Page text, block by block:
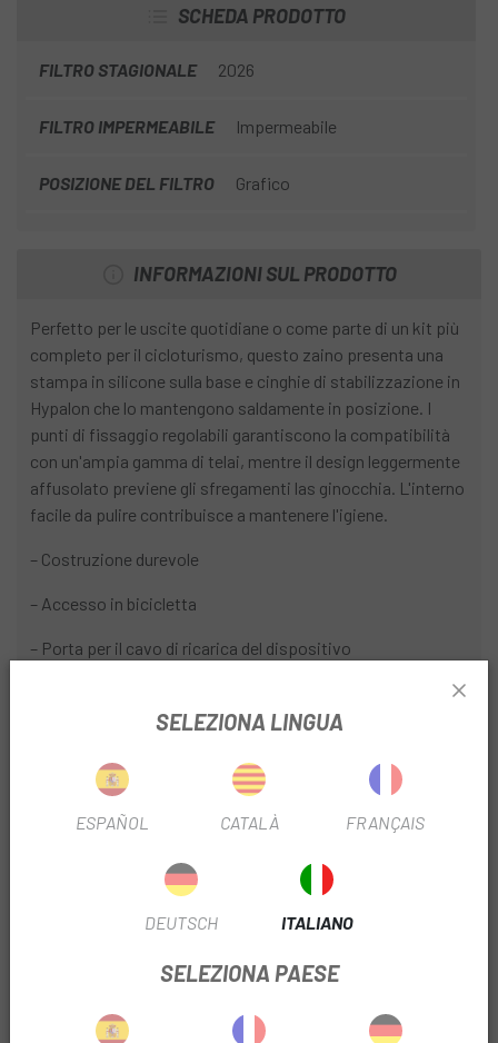
SCHEDA PRODOTTO
FILTRO STAGIONALE 2026
FILTRO IMPERMEABILE Impermeabile
POSIZIONE DEL FILTRO Grafico
INFORMAZIONI SUL PRODOTTO
Perfetto per le uscite quotidiane o come parte di un kit più
completo per il cicloturismo, questo zaino presenta una
stampa in silicone sulla base e cinghie di stabilizzazione in
Hypalon che lo mantengono saldamente in posizione. I
punti di fissaggio regolabili garantiscono la compatibilità
con un'ampia gamma di telai, mentre il design leggermente
affusolato previene gli sfregamenti las ginocchia. L'interno
facile da pulire contribuisce a mantenere l'igiene.
– Costruzione durevole
– Accesso in bicicletta
– Porta per il cavo di ricarica del dispositivo
Materiali e tecnologia
Tessuto da spedizione: tessuto 3L impermeabile, saldabile
Cuciture impermeabili: cuciture saldate a radiofrequenza e
100% e ultra resistente.
Resistente: Realizzato per durare, con tessuti e design su
SELEZIONA LINGUA
ESPAÑOL CATALÀ FRANÇAIS
DEUTSCH ITALIANO
SELEZIONA PAESE